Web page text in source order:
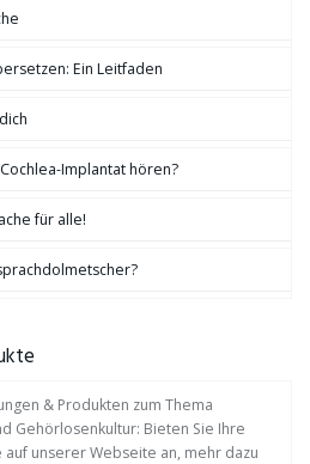
Ein Leitfaden
Implantat hören?
für alle!
& Produkten zum Thema
Gehörlosenkultur: Bieten Sie Ihre
unserer Webseite an, mehr dazu